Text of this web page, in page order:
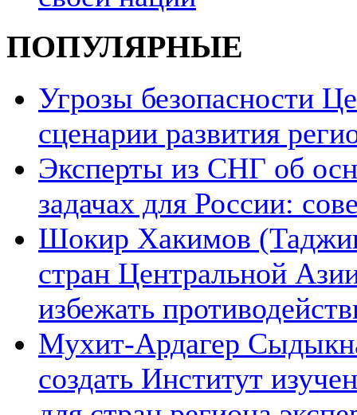
ПОПУЛЯРНЫЕ
Угрозы безопасности
сценарии развития
Эксперты из СНГ об
задачах для России:
Шокир Хакимов
стран Центральной
избежать
Мухит-Ардагер
создать Институт